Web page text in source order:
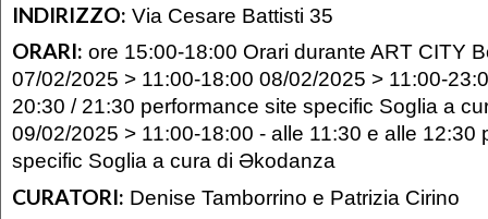
INDIRIZZO: Via Cesare Battisti 35
ORARI: ore 15:00-18:00 Orari durante ART CITY
07/02/2025 > 11:00-18:00 08/02/2025 > 11:00-
20:30 / 21:30 performance site specific Soglia a
09/02/2025 > 11:00-18:00 - alle 11:30 e alle 12:30
specific Soglia a cura di Əkodanza
CURATORI: Denise Tamborrino e Patrizia Cirino